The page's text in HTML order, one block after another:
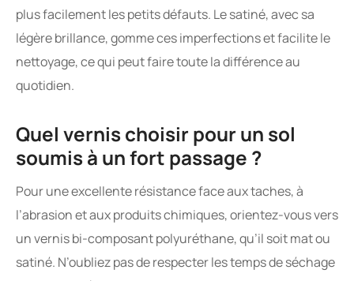
plus facilement les petits défauts. Le satiné, avec sa
légère brillance, gomme ces imperfections et facilite le
nettoyage, ce qui peut faire toute la différence au
quotidien.
Quel vernis choisir pour un sol
soumis à un fort passage ?
Pour une excellente résistance face aux taches, à
l’abrasion et aux produits chimiques, orientez-vous vers
un vernis bi-composant polyuréthane, qu’il soit mat ou
satiné. N’oubliez pas de respecter les temps de séchage